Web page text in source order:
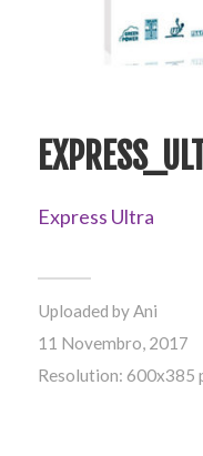
Express Ultra
Uploaded byAni
11 Novembro, 2017
Resolution: 600x385